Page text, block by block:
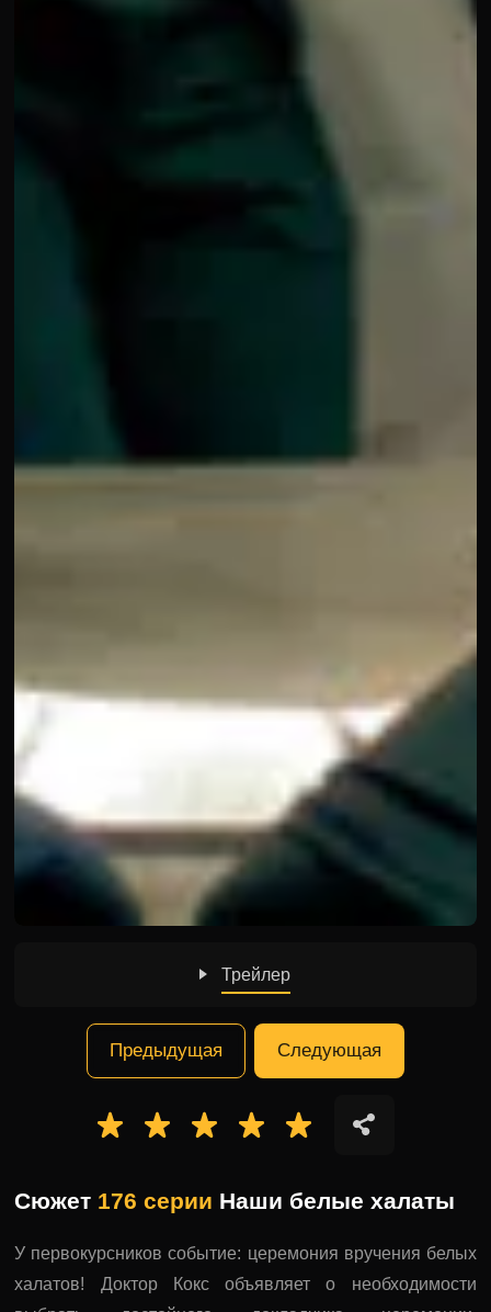
Трейлер
Предыдущая Следующая
Сюжет 176 серии Наши белые халаты
У первокурсников событие: церемония вручения белых
халатов! Доктор Кокс объявляет о необходимости